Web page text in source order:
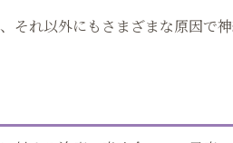
それ以外にもさまざまな原因で